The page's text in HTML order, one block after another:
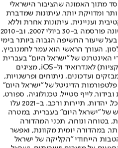
מתוך האמונה שהציבור הישראלי
ומדויקת יותר. עיתונות שמדברת
ועניינית. עיתונות אחרת וללא
תשלום. המהדורה המודפסת הראשונה פורסמה ב-30 ביולי 2007, וב-2010
שיעור החשיפה הגבוה ביותר בימי
העורך הראשי הוא עמר לחמנוביץ,
האינטרנט של "ישראל היום" בעברית
ובאנגלית, כמו כן היישומונים (אפליקציות) לאנדרואיד ול-iOS, מציגים
ועדכונים, ניתוחים ופרשנויות,
פלטפורמות הדיגיטל של "ישראל היום"
לייף סטייל, טכנולוגיה, ספורט,
כלכלה וצרכנות, בריאות, חיילים, אוכל, יהדות, תיירות ורכב. ב-2021 עלו
של "ישראל היום" בעברית, במטרה
בטוחה ונוחה. תכני המהדורה
במהדורה יומית מקוונת, ואפשר
הייחודי "הקליקה של ישראל